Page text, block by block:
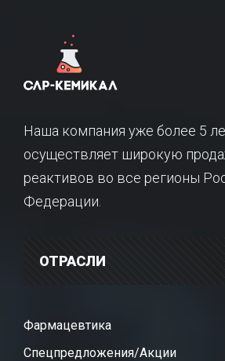
Наша компания уже более 5
осуществляет широкую
реактивов во все регионы
Федерации.
ОТРАСЛИ
Фармацевтика
Спецпредложения/Акции